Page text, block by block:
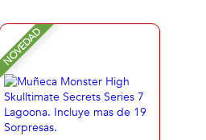
NOVEDAD